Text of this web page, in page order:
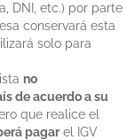
DNI, etc.) por parte
conservará esta
solo para
no
de acuerdo a su
que realice el
pagarel IGV